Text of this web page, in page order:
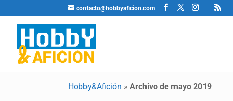
contacto@hobbyaficion.com
Hobby&Afición »Archivo de mayo 2019